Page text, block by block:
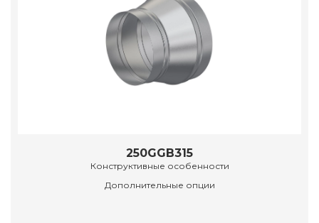
250GGB315
Конструктивные особенности
Дополнительные опции